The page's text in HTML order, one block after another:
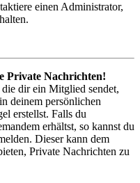
einen Administrator,
Private Nachrichten!
dir ein Mitglied sendet,
deinem persönlichen
erstellst. Falls du
erhältst, so kannst du
Dieser kann dem
Private Nachrichten zu